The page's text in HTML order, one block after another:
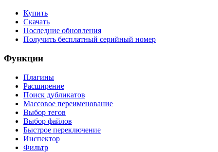
Купить
Скачать
Последние обновления
Получить бесплатный серийный номер
Функции
Плагины
Расширение
Поиск дубликатов
Массовое переименование
Выбор тегов
Выбор файлов
Быстрое переключение
Инспектор
Фильтр